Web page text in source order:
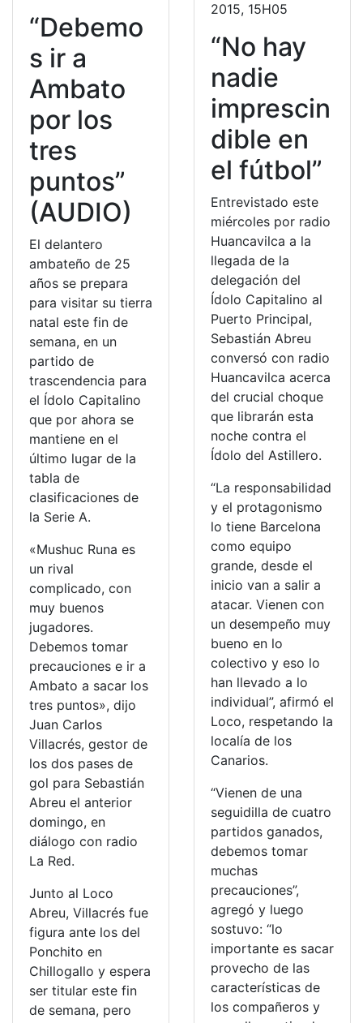
“Debemo
s ir a
Ambato
por los
tres
puntos”
(AUDIO)
El delantero
ambateño de 25
años se prepara
para visitar su tierra
natal este fin de
semana, en un
partido de
trascendencia para
el Ídolo Capitalino
que por ahora se
mantiene en el
último lugar de la
tabla de
clasificaciones de
la Serie A.
«Mushuc Runa es
un rival
complicado, con
muy buenos
jugadores.
Debemos tomar
precauciones e ir a
Ambato a sacar los
tres puntos», dijo
Juan Carlos
Villacrés, gestor de
los dos pases de
gol para Sebastián
Abreu el anterior
domingo, en
diálogo con radio
La Red.
Junto al Loco
Abreu, Villacrés fue
figura ante los del
Ponchito en
Chillogallo y espera
ser titular este fin
de semana, pero
2015, 15H05
“No hay
nadie
imprescin
dible en
el fútbol”
Entrevistado este
miércoles por radio
Huancavilca a la
llegada de la
delegación del
Ídolo Capitalino al
Puerto Principal,
Sebastián Abreu
conversó con radio
Huancavilca acerca
del crucial choque
que librarán esta
noche contra el
Ídolo del Astillero.
“La responsabilidad
y el protagonismo
lo tiene Barcelona
como equipo
grande, desde el
inicio van a salir a
atacar. Vienen con
un desempeño muy
bueno en lo
colectivo y eso lo
han llevado a lo
individual”, afirmó el
Loco, respetando la
localía de los
Canarios.
“Vienen de una
seguidilla de cuatro
partidos ganados,
debemos tomar
muchas
precauciones”,
agregó y luego
sostuvo: “lo
importante es sacar
provecho de las
características de
los compañeros y